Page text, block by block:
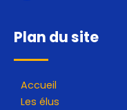
Plan du site
Accueil
Les élus